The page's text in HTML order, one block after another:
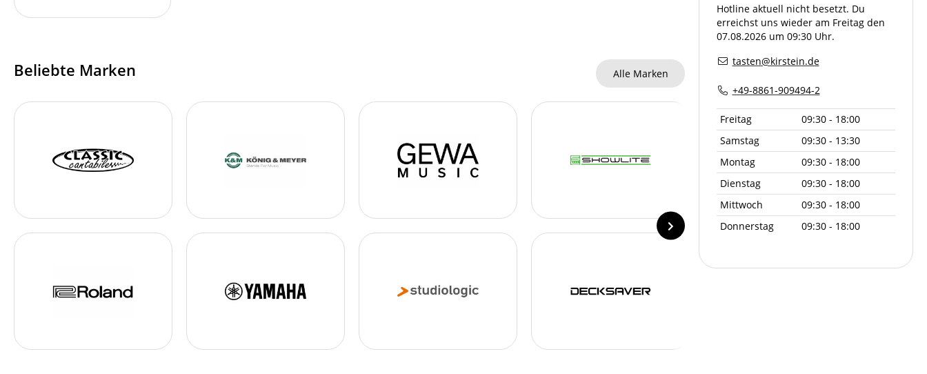
Beliebte Marken Alle Marken
Hotline aktuell nicht besetzt. Du
erreichst uns wieder am Freitag den
07.08.2026 um 09:30 Uhr.
tasten@kirstein.de
+49-8861-909494-2
Freitag
09:30 - 18:00
Samstag
09:30 - 13:30
Montag
09:30 - 18:00
Dienstag
09:30 - 18:00
Mittwoch
09:30 - 18:00
Donnerstag
09:30 - 18:00